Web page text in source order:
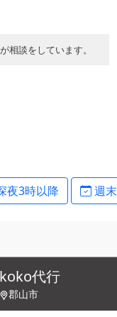
相談をしています。
夜3時以降 週
koko代行
郡山市